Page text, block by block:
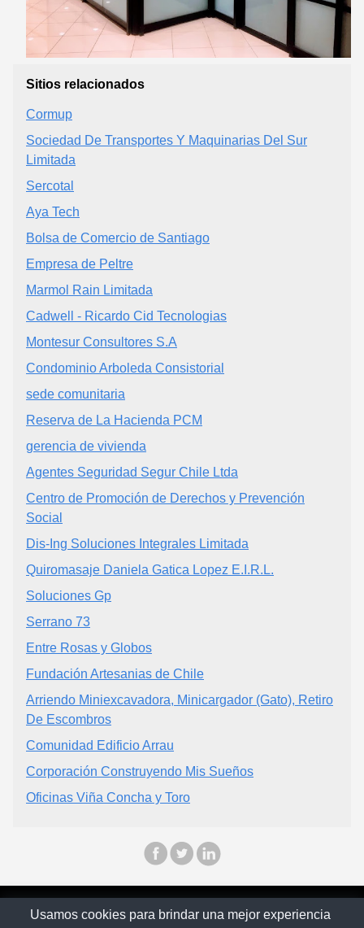
Sitios relacionados
Cormup
Sociedad De Transportes Y Maquinarias Del Sur
Limitada
Sercotal
Aya Tech
Bolsa de Comercio de Santiago
Empresa de Peltre
Marmol Rain Limitada
Cadwell - Ricardo Cid Tecnologias
Montesur Consultores S.A
Condominio Arboleda Consistorial
sede comunitaria
Reserva de La Hacienda PCM
gerencia de vivienda
Agentes Seguridad Segur Chile Ltda
Centro de Promoción de Derechos y Prevención
Social
Dis-Ing Soluciones Integrales Limitada
Quiromasaje Daniela Gatica Lopez E.I.R.L.
Soluciones Gp
Serrano 73
Entre Rosas y Globos
Fundación Artesanias de Chile
Arriendo Miniexcavadora, Minicargador (Gato), Retiro
De Escombros
Comunidad Edificio Arrau
Corporación Construyendo Mis Sueños
Oficinas Viña Concha y Toro
© Chilopina 2026
Usamos cookies para brindar una mejor experiencia